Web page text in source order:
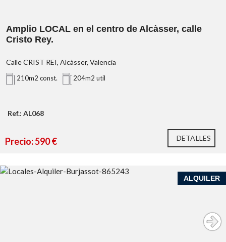
Amplio LOCAL en el centro de Alcàsser, calle
Cristo Rey.
Calle CRIST REI, Alcàsser, Valencia
210m2 const. 204m2 util
Ref.: AL068
Precio: 590 € DETALLES
ALQUILER